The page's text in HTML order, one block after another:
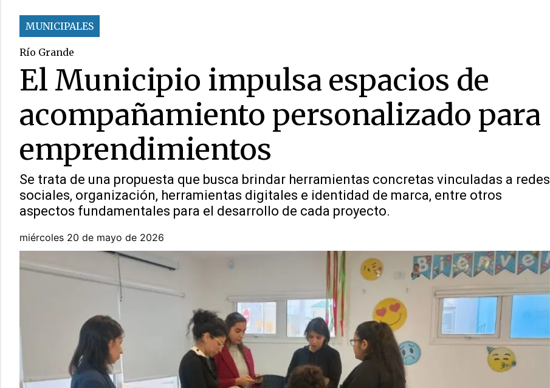
MUNICIPALES
Río Grande
El Municipio impulsa espacios de
acompañamiento personalizado para
emprendimientos
Se trata de una propuesta que busca brindar herramientas concretas vinculadas a redes
sociales, organización, herramientas digitales e identidad de marca, entre otros
aspectos fundamentales para el desarrollo de cada proyecto.
miércoles 20 de mayo de 2026